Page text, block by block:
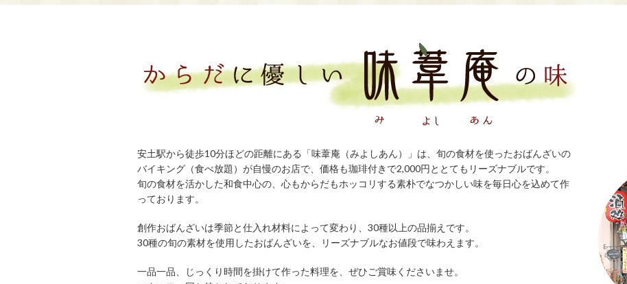
安土駅から徒歩10分ほどの距離にある「味葦庵（みよしあん）」は、旬の食材を使ったおばんざいの
バイキング（食べ放題）が自慢のお店で、価格も珈琲付きで2,000円ととてもリーズナブルです。
旬の食材を活かした和食中心の、心もからだもホッコリする素朴でなつかしい味を毎日心を込めて作
っております。
創作おばんざいは季節と仕入れ材料によって変わり、30種以上の品揃えです。
30種の旬の素材を使用したおばんざいを、リーズナブルなお値段で味わえます。
一品一品、じっくり時間を掛けて作った料理を、ぜひご賞味くださいませ。